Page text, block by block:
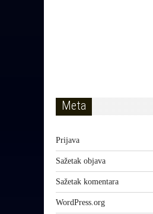
Meta
Prijava
Sažetak objava
Sažetak komentara
WordPress.org